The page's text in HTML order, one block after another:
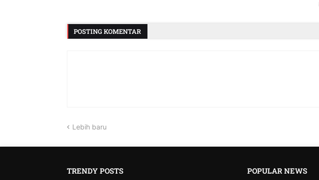
POSTING KOMENTAR
Lebih baru
TRENDY POSTS POPULAR NEWS